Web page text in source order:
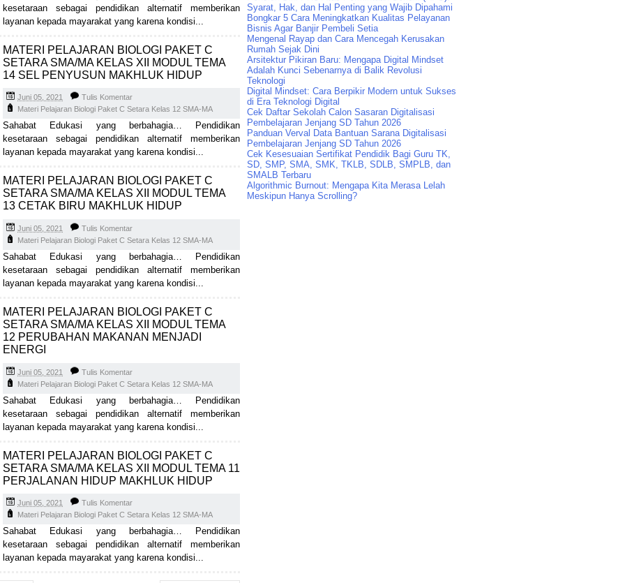
kesetaraan sebagai pendidikan alternatif memberikan
layanan kepada mayarakat yang karena kondisi...
MATERI PELAJARAN BIOLOGI PAKET C
SETARA SMA/MA KELAS XII MODUL TEMA
14 SEL PENYUSUN MAKHLUK HIDUP
Juni 05, 2021
Tulis Komentar
Materi Pelajaran Biologi Paket C Setara Kelas 12 SMA-MA
Sahabat Edukasi yang berbahagia… Pendidikan
kesetaraan sebagai pendidikan alternatif memberikan
layanan kepada mayarakat yang karena kondisi...
MATERI PELAJARAN BIOLOGI PAKET C
SETARA SMA/MA KELAS XII MODUL TEMA
13 CETAK BIRU MAKHLUK HIDUP
Juni 05, 2021
Tulis Komentar
Materi Pelajaran Biologi Paket C Setara Kelas 12 SMA-MA
Sahabat Edukasi yang berbahagia… Pendidikan
kesetaraan sebagai pendidikan alternatif memberikan
layanan kepada mayarakat yang karena kondisi...
MATERI PELAJARAN BIOLOGI PAKET C
SETARA SMA/MA KELAS XII MODUL TEMA
12 PERUBAHAN MAKANAN MENJADI
ENERGI
Juni 05, 2021
Tulis Komentar
Materi Pelajaran Biologi Paket C Setara Kelas 12 SMA-MA
Sahabat Edukasi yang berbahagia… Pendidikan
kesetaraan sebagai pendidikan alternatif memberikan
layanan kepada mayarakat yang karena kondisi...
MATERI PELAJARAN BIOLOGI PAKET C
SETARA SMA/MA KELAS XII MODUL TEMA 11
PERJALANAN HIDUP MAKHLUK HIDUP
Juni 05, 2021
Tulis Komentar
Materi Pelajaran Biologi Paket C Setara Kelas 12 SMA-MA
Sahabat Edukasi yang berbahagia… Pendidikan
kesetaraan sebagai pendidikan alternatif memberikan
layanan kepada mayarakat yang karena kondisi...
Syarat, Hak, dan Hal Penting yang Wajib Dipahami
Bongkar 5 Cara Meningkatkan Kualitas Pelayanan
Bisnis Agar Banjir Pembeli Setia
Mengenal Rayap dan Cara Mencegah Kerusakan
Rumah Sejak Dini
Arsitektur Pikiran Baru: Mengapa Digital Mindset
Adalah Kunci Sebenarnya di Balik Revolusi
Teknologi
Digital Mindset: Cara Berpikir Modern untuk Sukses
di Era Teknologi Digital
Cek Daftar Sekolah Calon Sasaran Digitalisasi
Pembelajaran Jenjang SD Tahun 2026
Panduan Verval Data Bantuan Sarana Digitalisasi
Pembelajaran Jenjang SD Tahun 2026
Cek Kesesuaian Sertifikat Pendidik Bagi Guru TK,
SD, SMP, SMA, SMK, TKLB, SDLB, SMPLB, dan
SMALB Terbaru
Algorithmic Burnout: Mengapa Kita Merasa Lelah
Meskipun Hanya Scrolling?